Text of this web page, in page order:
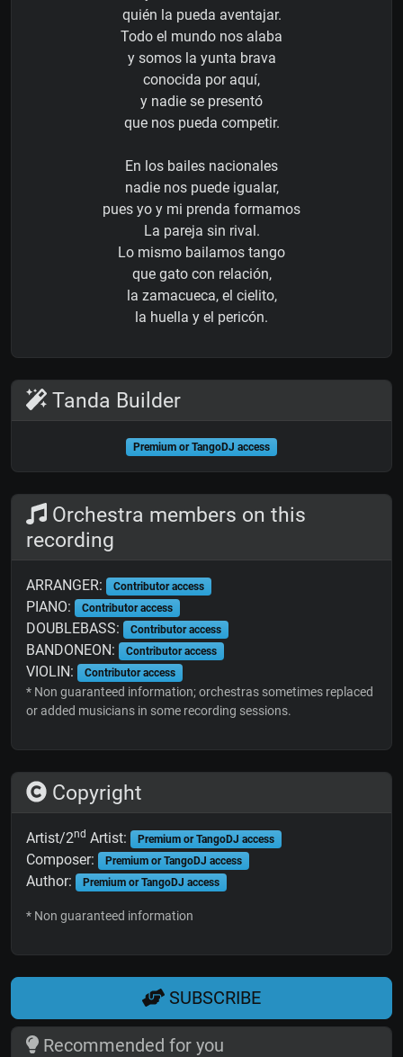
quién la pueda aventajar.
Todo el mundo nos alaba
y somos la yunta brava
conocida por aquí,
y nadie se presentó
que nos pueda competir.
En los bailes nacionales
nadie nos puede igualar,
pues yo y mi prenda formamos
La pareja sin rival.
Lo mismo bailamos tango
que gato con relación,
la zamacueca, el cielito,
la huella y el pericón.
Tanda Builder
Premium or TangoDJ access
Orchestra members on this
recording
ARRANGER: Contributor access
PIANO: Contributor access
DOUBLEBASS: Contributor access
BANDONEON: Contributor access
VIOLIN: Contributor access
* Non guaranteed information; orchestras sometimes replaced
or added musicians in some recording sessions.
Copyright
Artist/2nd Artist: Premium or TangoDJ access
Composer: Premium or TangoDJ access
Author: Premium or TangoDJ access
* Non guaranteed information
SUBSCRIBE
Recommended for you